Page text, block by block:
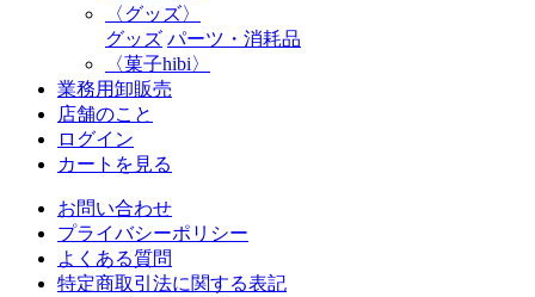
〈グッズ〉
グッズ パーツ・消耗品
〈菓子hibi〉
業務用卸販売
店舗のこと
ログイン
カートを見る
お問い合わせ
プライバシーポリシー
よくある質問
特定商取引法に関する表記